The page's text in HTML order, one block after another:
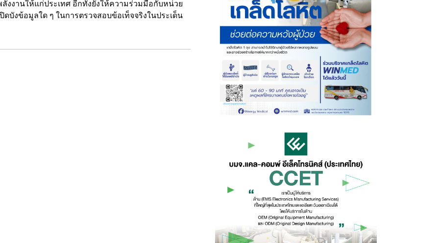
งงานให้แก่ประเทศ อีกทั้งยังให้ความร่วมมือกับหน่วย
บังข้อมูลใด ๆ ในการตรวจสอบข้อเท็จจริงในประเด็น